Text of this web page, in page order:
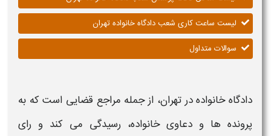
لیست ساعت کاری شعب دادگاه خانواده تهران
سوالات متداول
دادگاه خانواده در تهران، از جمله مراجع قضایی است که به
پرونده ها و دعاوی خانواده، رسیدگی می کند و رای